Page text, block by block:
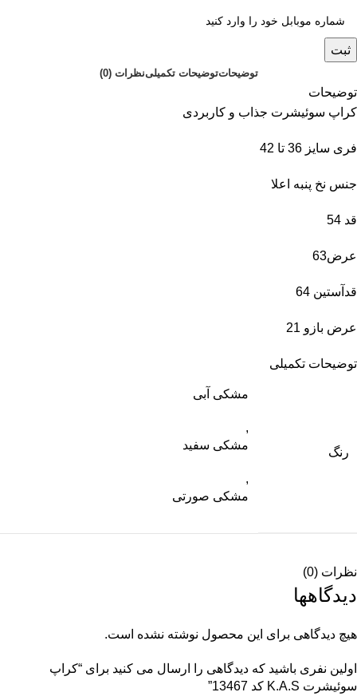
ثبت
توضیحاتتوضیحات تکمیلینظرات (0)
توضیحات
کراپ سوئیشرت جذاب و کاربردی
فری سایز 36 تا 42
جنس نخ پنبه اعلا
قد 54
عرض63
قدآستین 64
عرض بازو 21
توضیحات تکمیلی
رنگ
مشکی آبی
,
مشکی سفید
,
مشکی صورتی
نظرات (0)
دیدگاهها
هیچ دیدگاهی برای این محصول نوشته نشده است.
اولین نفری باشید که دیدگاهی را ارسال می کنید برای “کراپ
سوئیشرت K.A.S کد 13467”